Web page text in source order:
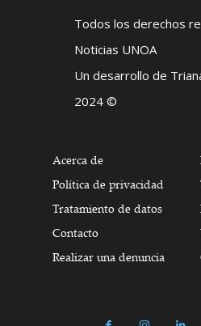
Todos los derechos
Noticias UNOA
Un desarrollo de
2024 ©
Acerca de
Política de privacidad
Tratamiento de datos
Contacto
Realizar una denuncia